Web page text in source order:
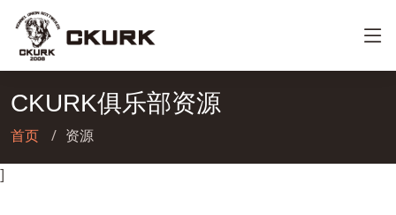
CKURK俱乐部资源
首页
资源
]